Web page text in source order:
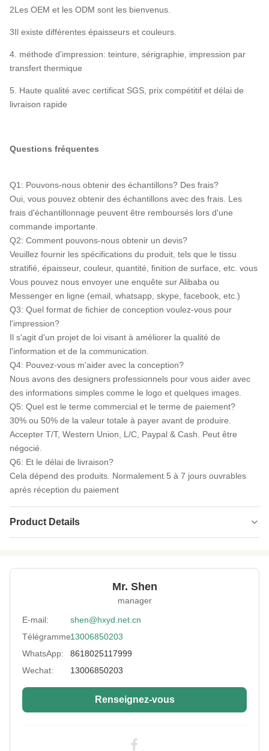
2Les OEM et les ODM sont les bienvenus.
3Il existe différentes épaisseurs et couleurs.
4. méthode d'impression: teinture, sérigraphie, impression par
transfert thermique
5. Haute qualité avec certificat SGS, prix compétitif et délai de
livraison rapide
Questions fréquentes
Q1: Pouvons-nous obtenir des échantillons? Des frais?
Oui, vous pouvez obtenir des échantillons avec des frais. Les
frais d'échantillonnage peuvent être remboursés lors d'une
commande importante.
Q2: Comment pouvons-nous obtenir un devis?
Veuillez fournir les spécifications du produit, tels que le tissu
stratifié, épaisseur, couleur, quantité, finition de surface, etc. vous
Vous pouvez nous envoyer une enquête sur Alibaba ou
Messenger en ligne (email, whatsapp, skype, facebook, etc.)
Q3: Quel format de fichier de conception voulez-vous pour
l'impression?
Il s'agit d'un projet de loi visant à améliorer la qualité de
l'information et de la communication.
Q4: Pouvez-vous m'aider avec la conception?
Nous avons des designers professionnels pour vous aider avec
des informations simples comme le logo et quelques images.
Q5: Quel est le terme commercial et le terme de paiement?
30% ou 50% de la valeur totale à payer avant de produire.
Accepter T/T, Western Union, L/C, Paypal & Cash. Peut être
négocié.
Q6: Et le délai de livraison?
Cela dépend des produits. Normalement 5 à 7 jours ouvrables
après réception du paiement
Product Details
Élastique, étanche à l'eau et aux chocs.
Size: personnalisé
Printing: Sublimation
Usage:
Fabric Colour: DIVERS
Tissu en néoprène en relief par
Mr. Shen
manager
E-mail:
shen@hxyd.net.cn
Télégramme:13006850203
WhatsApp:
8618025117999
Wechat:
13006850203
Renseignez-vous